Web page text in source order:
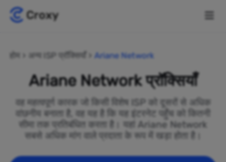
होम अन्य ISP प्रॉक्सियाँ Ariane Network
Ariane Network प्रॉक्सियाँ
वह महत्वपूर्ण कारक जो किसी विशेष ISP को दूसरों से अधिक
वांछनीय बनाता है, वह यह है कि यह इंटरनेट पहुँच को कितनी
सीमा तक प्रतिबंधित करता है। यहां Ariane Network
सबसे अधिक मांग वाले प्रदाता के रूप में खड़ा होता है।